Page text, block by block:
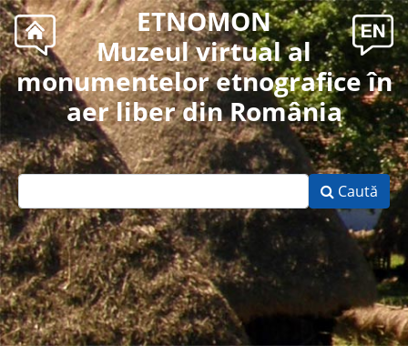
ETNOMON
Muzeul virtual al
monumentelor etnografice în
aer liber din România
Caută